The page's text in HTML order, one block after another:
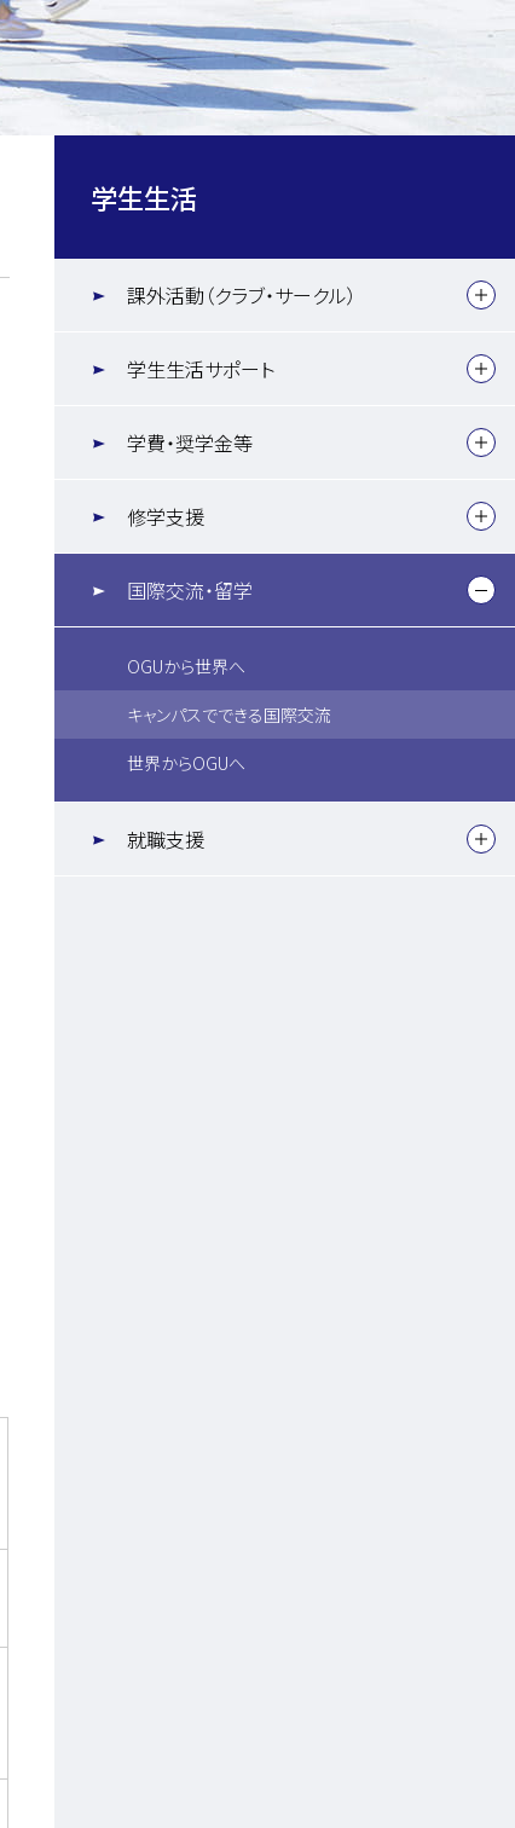
学生生活
課外活動（クラブ・サークル）
学生生活サポート
学費・奨学金等
修学支援
国際交流・留学
OGUから世界へ
キャンパスでできる国際交流
世界からOGUへ
就職支援